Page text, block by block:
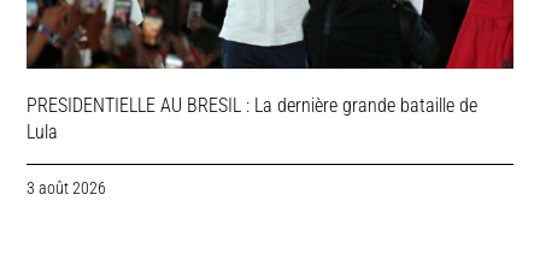
PRESIDENTIELLE AU BRESIL : La dernière grande bataille de
Lula
3 août 2026